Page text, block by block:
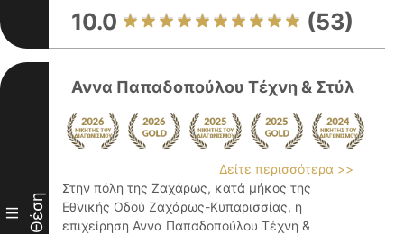
10.0 (53)
III Θέση
Αννα Παπαδοπούλου Τέχνη & Στύλ
Δείτε περισσότερα >>
Στην πόλη της Ζαχάρως, κατά μήκος της
Εθνικής Οδού Ζαχάρως-Κυπαρισσίας, η
επιχείρηση Αννα Παπαδοπούλου Τέχνη &